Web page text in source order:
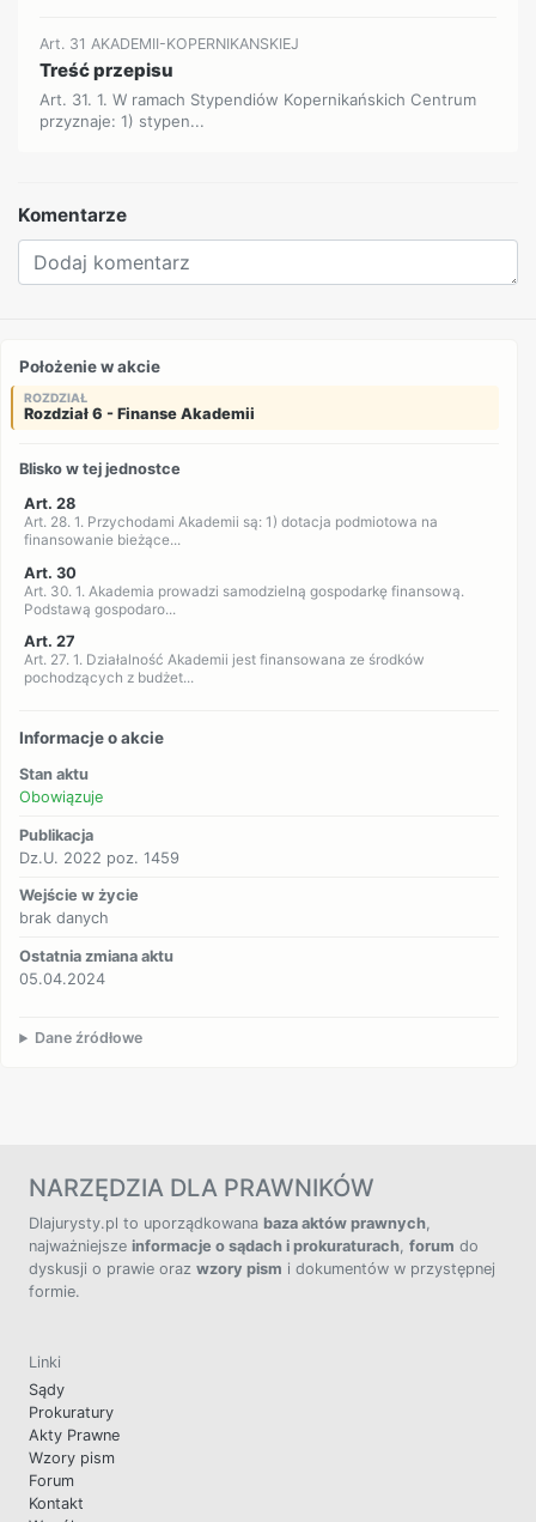
Art. 31 AKADEMII-KOPERNIKANSKIEJ
Treść przepisu
Art. 31. 1. W ramach Stypendiów Kopernikańskich Centrum
przyznaje: 1) stypen...
Komentarze
Położenie w akcie
ROZDZIAŁ
Rozdział 6 - Finanse Akademii
Blisko w tej jednostce
Art. 28
Art. 28. 1. Przychodami Akademii są: 1) dotacja podmiotowa na
finansowanie bieżące...
Art. 30
Art. 30. 1. Akademia prowadzi samodzielną gospodarkę finansową.
Podstawą gospodaro...
Art. 27
Art. 27. 1. Działalność Akademii jest finansowana ze środków
pochodzących z budżet...
Informacje o akcie
Stan aktu
Obowiązuje
Publikacja
Dz.U. 2022 poz. 1459
Wejście w życie
brak danych
Ostatnia zmiana aktu
05.04.2024
Dane źródłowe
NARZĘDZIA DLA PRAWNIKÓW
Dlajurysty.pl to uporządkowana baza aktów prawnych,
najważniejsze informacje o sądach i prokuraturach, forum do
dyskusji o prawie oraz wzory pism i dokumentów w przystępnej
formie.
Linki
Sądy
Prokuratury
Akty Prawne
Wzory pism
Forum
Kontakt